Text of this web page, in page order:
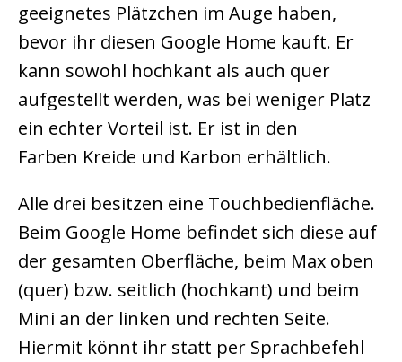
geeignetes Plätzchen im Auge haben,
bevor ihr diesen Google Home kauft. Er
kann sowohl hochkant als auch quer
aufgestellt werden, was bei weniger Platz
ein echter Vorteil ist. Er ist in den
Farben Kreide und Karbon erhältlich.
Alle drei besitzen eine Touchbedienfläche.
Beim Google Home befindet sich diese auf
der gesamten Oberfläche, beim Max oben
(quer) bzw. seitlich (hochkant) und beim
Mini an der linken und rechten Seite.
Hiermit könnt ihr statt per Sprachbefehl